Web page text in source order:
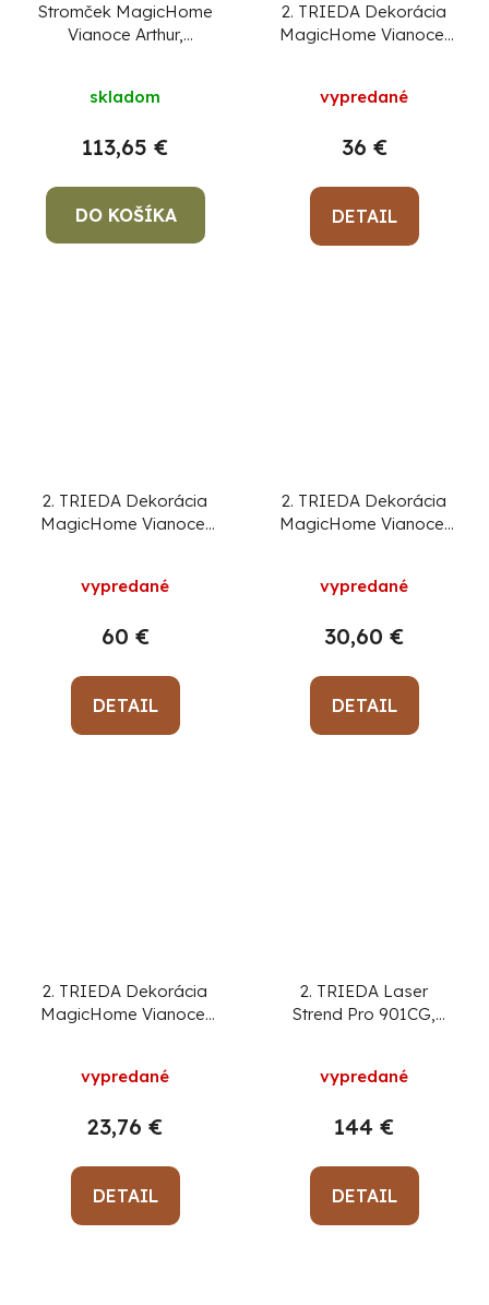
Stromček MagicHome
Vianoce Arthur,
210 cm
skladom
113,65 €
DO KOŠÍKA
2. TRIEDA Dekorácia
MagicHome Vianoce,
keramika, interiér,
vypredané
36 €
DETAIL
2. TRIEDA Dekorácia
MagicHome Vianoce,
IP44, exteriér,
vypredané
60 €
DETAIL
2. TRIEDA Dekorácia
MagicHome Vianoce,
cm
vypredané
30,60 €
DETAIL
2. TRIEDA Dekorácia
MagicHome Vianoce,
3xAAA, 30 cm
vypredané
23,76 €
DETAIL
2. TRIEDA Laser
Strend Pro 901CG,
vypredané
144 €
DETAIL